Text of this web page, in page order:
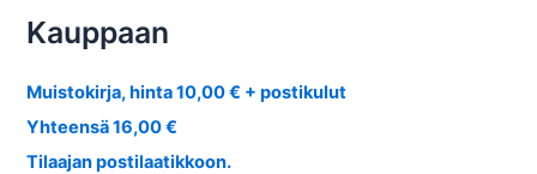
Kauppaan
Muistokirja, hinta 10,00 € + postikulut
Yhteensä 16,00 €
Tilaajan postilaatikkoon.